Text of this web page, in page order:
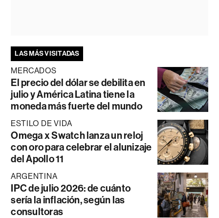
LAS MÁS VISITADAS
MERCADOS
El precio del dólar se debilita en
julio y América Latina tiene la
moneda más fuerte del mundo
ESTILO DE VIDA
Omega x Swatch lanza un reloj
con oro para celebrar el alunizaje
del Apollo 11
ARGENTINA
IPC de julio 2026: de cuánto
sería la inflación, según las
consultoras